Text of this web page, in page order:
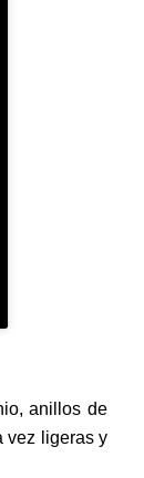
anillos de
vez ligeras y